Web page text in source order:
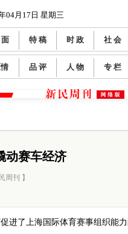
04月17日 星期三
特 稿 时 政 社 会
品 评 人 物 专 栏
动赛车经济
周刊 】
进了上海国际体育赛事组织能